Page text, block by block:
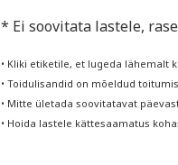
* Ei soovitata lastele,
• Kliki etiketile, et lugeda lähemalt
• Toidulisandid on mõeldud
• Mitte ületada soovitatavat
• Hoida lastele kättesaamatus